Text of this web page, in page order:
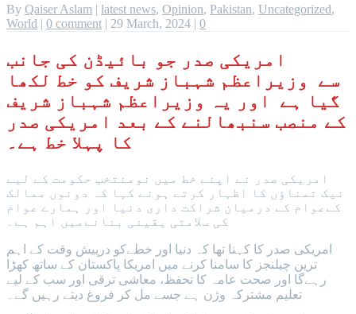
By Qaiser Aslam | latest news, Opinion, Pakistan, Uncategorized,
World | 0 comment | 29 March, 2024 | 0
امریکی صدر جو بائیڈن کی جانب
سے وزیراعظم شہباز شریف کو خط لکھا
گیا ہے اور یہ وزیراعظم شہباز شریف
کے منصب سنبھالنے کے بعد امریکی صدر
کا پہلا خط ہے۔
امریکی صدر نے اپنے خط میں نومنتخب حکومت کے لیے
نیک تمناؤں کا اظہار کرتے ہوئے کہا کہ دونوں ممالک
کےعوام کے درمیان شراکت داری دنیا اور ہمارے عوام
کی سلامتی یقینی بنانےمیں اہم ہے۔
امریکی صدر کا کہنا تھا کہ دنیا اور خطےکو درپیش وقت کے اہم
ترین چیلنجز کا سامنا کرنے میں امریکا پاکستان کے ساتھ کھڑا
رہےگا اور صحت عامہ کا تحفظ، معاشی ترقی اور سب کے لیے
تعلیم مشترکہ وژن ہے جسے مل کر فروغ دیتے رہیں گے۔